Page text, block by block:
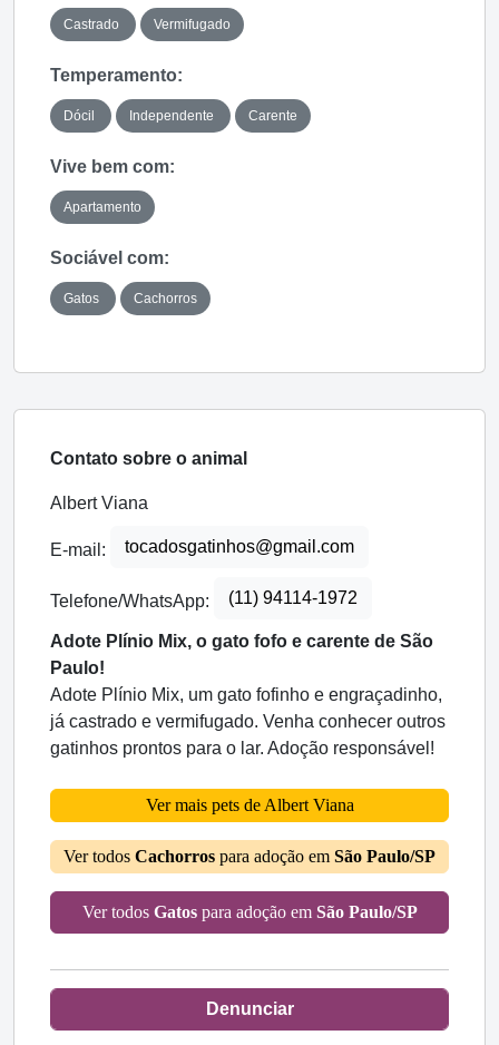
Castrado Vermifugado
Temperamento:
Dócil Independente Carente
Vive bem com:
Apartamento
Sociável com:
Gatos Cachorros
Contato sobre o animal
Albert Viana
E-mail: tocadosgatinhos@gmail.com
Telefone/WhatsApp: (11) 94114-1972
Adote Plínio Mix, o gato fofo e carente de São
Paulo!
Adote Plínio Mix, um gato fofinho e engraçadinho,
já castrado e vermifugado. Venha conhecer outros
gatinhos prontos para o lar. Adoção responsável!
Ver mais pets de Albert Viana
Ver todos Cachorros para adoção em São Paulo/SP
Ver todos Gatospara adoção em São Paulo/SP
Denunciar